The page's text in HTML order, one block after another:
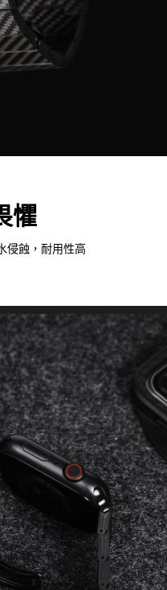
懼
侵蝕，耐用性高